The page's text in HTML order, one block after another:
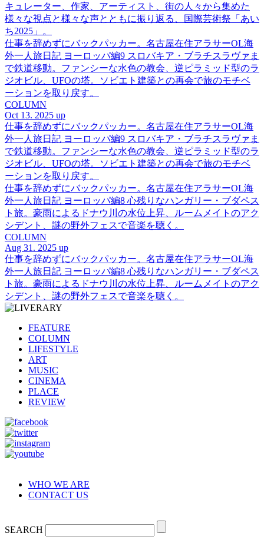
キュレーター、作家、アーティスト、街の人々から集めた
様々な視点と様々な声とともに振り返る、国際芸術祭「あい
ち2025」。
仕事を辞めずにバックパッカー。名古屋在住アラサーOL海
外一人旅日記 ヨーロッパ編9 スロバキア・ブラチスラヴァま
で鉄道移動。ファンシーな水色の教会、逆ピラミッド型のラ
ジオビル、UFOの塔。ソビエト建築との再会で旅のモチベ
ーションを取り戻す。
COLUMN
Oct 13. 2025 up
仕事を辞めずにバックパッカー。名古屋在住アラサーOL海
外一人旅日記 ヨーロッパ編9 スロバキア・ブラチスラヴァま
で鉄道移動。ファンシーな水色の教会、逆ピラミッド型のラ
ジオビル、UFOの塔。ソビエト建築との再会で旅のモチベ
ーションを取り戻す。
仕事を辞めずにバックパッカー。名古屋在住アラサーOL海
外一人旅日記 ヨーロッパ編8 心残りなハンガリー・ブダペス
ト旅。豪雨によるドナウ川の水位上昇、ルームメイトのアク
シデント、謎の野外フェスで音楽を聴く。
COLUMN
Aug 31. 2025 up
仕事を辞めずにバックパッカー。名古屋在住アラサーOL海
外一人旅日記 ヨーロッパ編8 心残りなハンガリー・ブダペス
ト旅。豪雨によるドナウ川の水位上昇、ルームメイトのアク
シデント、謎の野外フェスで音楽を聴く。
FEATURE
COLUMN
LIFESTYLE
ART
MUSIC
CINEMA
PLACE
REVIEW
WHO WE ARE
CONTACT US
SEARCH